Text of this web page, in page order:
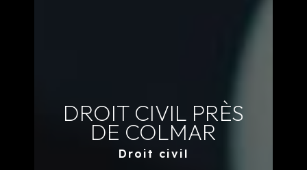
DROIT CIVIL PRÈS
DE COLMAR
Droit civil